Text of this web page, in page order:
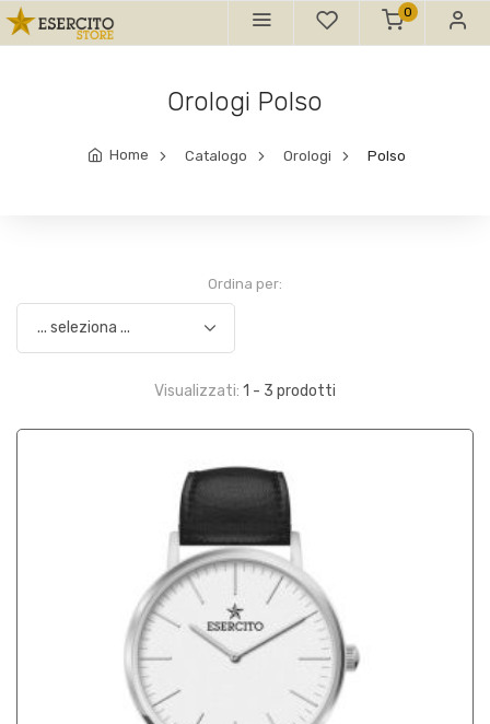
0
Orologi Polso
Home Catalogo Orologi Polso
Ordina per:
Visualizzati: 1 - 3 prodotti